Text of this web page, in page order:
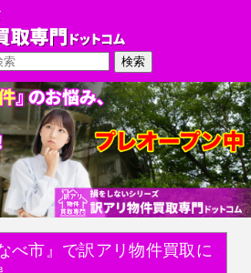
べ市』で訳アリ物件買取に